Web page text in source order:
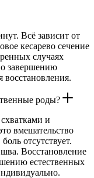
Всё зависит от
кесарево сечение
случаях
завершению
роды?
и
вмешательство
отсутствует.
Восстановление
естественных